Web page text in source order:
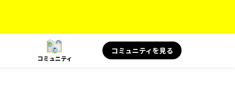
コミュニティ
コミュニティを見る